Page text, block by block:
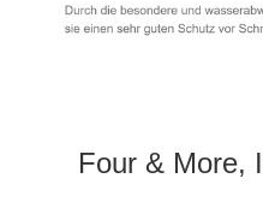
Four & More,